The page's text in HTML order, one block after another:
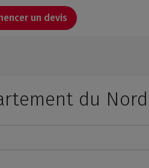
un devis
du Nord